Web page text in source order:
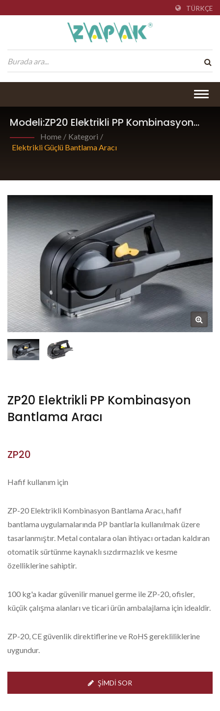
TÜRKÇE
Modeli:ZP20 Elektrikli PP Kombinasyon
Bantlama Aracı.
Home / Kategori /
Elektrikli Güçlü Bantlama Aracı
ZP20 Elektrikli PP Kombinasyon
Bantlama Aracı
ZP20
Hafif kullanım için
ZP-20 Elektrikli Kombinasyon Bantlama Aracı, hafif
bantlama uygulamalarında PP bantlarla kullanılmak üzere
tasarlanmıştır. Metal contalara olan ihtiyacı ortadan kaldıran
otomatik sürtünme kaynaklı sızdırmazlık ve kesme
özelliklerine sahiptir.
100 kg'a kadar güvenilir manuel germe ile ZP-20, ofisler,
küçük çalışma alanları ve ticari ürün ambalajlama için idealdir.
ZP-20, CE güvenlik direktiflerine ve RoHS gerekliliklerine
uygundur.
ŞIMDI SOR